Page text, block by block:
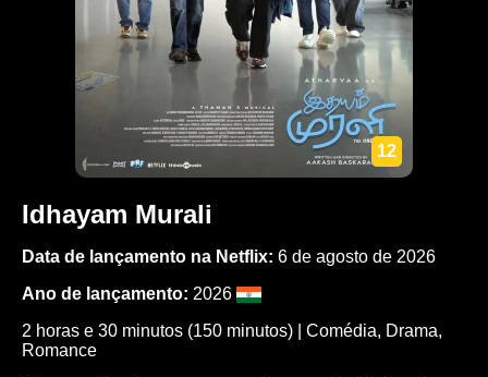
12
Idhayam Murali
Data de lançamento na Netflix: 6 de agosto de 2026
Ano de lançamento: 2026
2 horas e 30 minutos (150 minutos) | Comédia, Drama,
Romance